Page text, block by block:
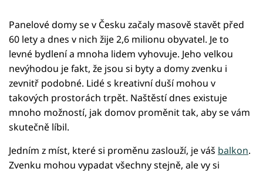
Panelové domy se v Česku začaly masově stavět před
60 lety a dnes v nich žije 2,6 milionu obyvatel. Je to
levné bydlení a mnoha lidem vyhovuje. Jeho velkou
nevýhodou je fakt, že jsou si byty a domy zvenku i
zevnitř podobné. Lidé s kreativní duší mohou v
takových prostorách trpět. Naštěstí dnes existuje
mnoho možností, jak domov proměnit tak, aby se vám
skutečně líbil.
Jedním z míst, které si proměnu zaslouží, je váš balkon.
Zvenku mohou vypadat všechny stejně, ale vy si